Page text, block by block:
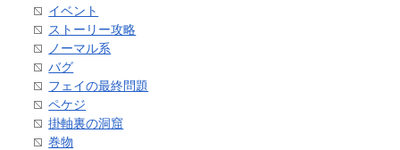
イベント
ストーリー攻略
ノーマル系
バグ
フェイの最終問題
ペケジ
掛軸裏の洞窟
巻物